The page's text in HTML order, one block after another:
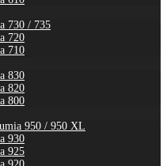
730 / 735
720
710
830
820
800
950 / 950 XL
930
925